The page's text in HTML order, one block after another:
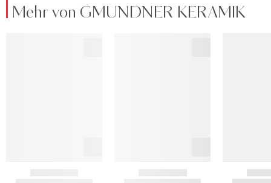
Mehr von GMUNDNER KERAMIK